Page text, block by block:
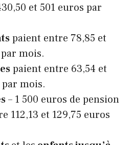
et 501 euros par
paient entre 78,85 et
mois.
paient entre 63,54 et
mois.
– 1 500 euros de pension
112,13 et 129,75 euros